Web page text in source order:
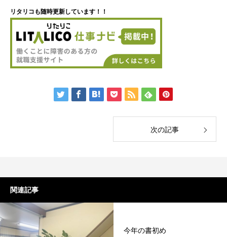
リタリコも随時更新しています！！
次の記事
関連記事
今年の書初め